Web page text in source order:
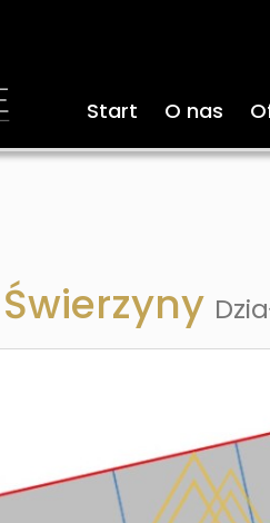
Start O nas
Świerzyny